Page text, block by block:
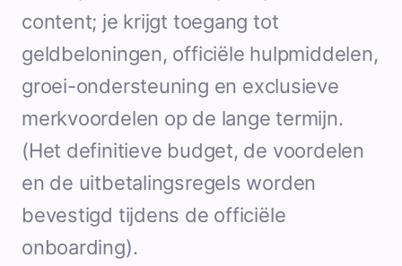
content; je krijgt toegang tot
geldbeloningen, officiële hulpmiddelen,
groei-ondersteuning en exclusieve
merkvoordelen op de lange termijn.
(Het definitieve budget, de voordelen
en de uitbetalingsregels worden
bevestigd tijdens de officiële
onboarding).